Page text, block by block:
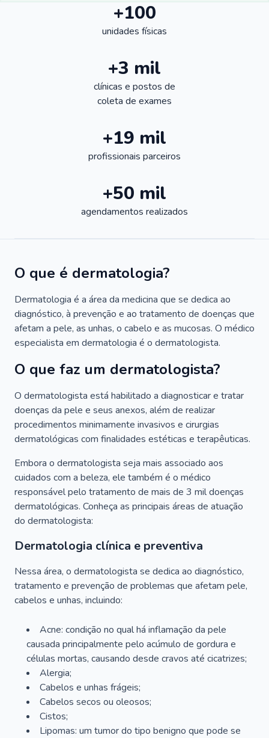
+100
unidades físicas
+3 mil
clínicas e postos de
coleta de exames
+19 mil
profissionais parceiros
+50 mil
agendamentos realizados
O que é dermatologia?
Dermatologia é a área da medicina que se dedica ao
diagnóstico, à prevenção e ao tratamento de doenças que
afetam a pele, as unhas, o cabelo e as mucosas. O médico
especialista em dermatologia é o dermatologista.
O que faz um dermatologista?
O dermatologista está habilitado a diagnosticar e tratar
doenças da pele e seus anexos, além de realizar
procedimentos minimamente invasivos e cirurgias
dermatológicas com finalidades estéticas e terapêuticas.
Embora o dermatologista seja mais associado aos
cuidados com a beleza, ele também é o médico
responsável pelo tratamento de mais de 3 mil doenças
dermatológicas. Conheça as principais áreas de atuação
do dermatologista:
Dermatologia clínica e preventiva
Nessa área, o dermatologista se dedica ao diagnóstico,
tratamento e prevenção de problemas que afetam pele,
cabelos e unhas, incluindo:
Acne: condição no qual há inflamação da pele
causada principalmente pelo acúmulo de gordura e
células mortas, causando desde cravos até cicatrizes;
Alergia;
Cabelos e unhas frágeis;
Cabelos secos ou oleosos;
Cistos;
Lipomas: um tumor do tipo benigno que pode se